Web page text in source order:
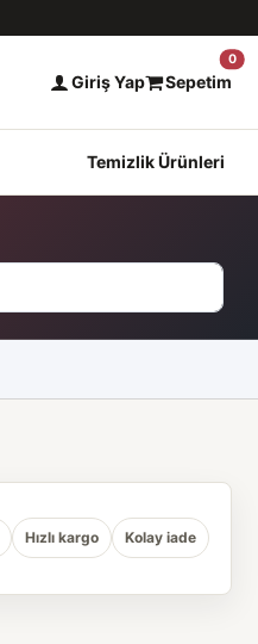
Giriş Yap Sepetim
0
Temizlik Ürünleri
Hızlı kargo Kolay iade